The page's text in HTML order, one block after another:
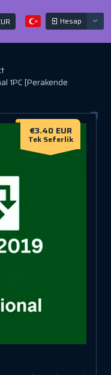
Hesap
1PC [Perakende
€3.40 EUR
Tek Seferlik